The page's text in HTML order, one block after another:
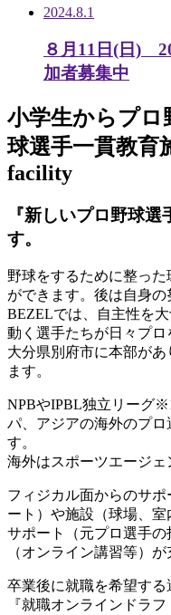
2024.8.1
８月11日(日)
加者募集中
小学生からプロ
球選手一貫教育
facility
『新しいプロ野球
す。
野球をするために整っ
ができます。後は自身の
BEZELでは、自主性を
動く選手たちが日々プロ
大分県別府市に本部が
ます。
NPBやIPBL独立リーグ
パ、アジアの海外のプ
す。
海外はスポーツエージェ
フィジカル面からのサ
ート）や施設（球場、
サポート（元プロ選手
（オンライン講習等）が
卒業後に就職を希望す
『就職オンラインドラ